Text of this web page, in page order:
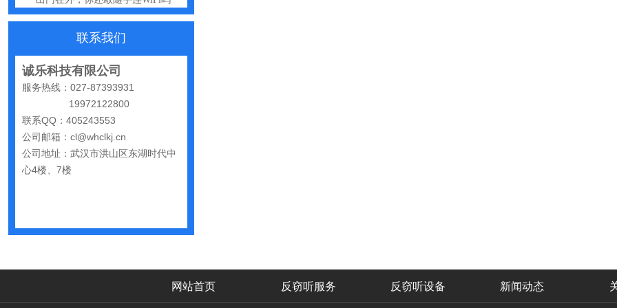
网购“反窃听神器”为何总翻车？
反窃听检测的用处
办公室哪些东西暗藏窃密风险
网上说的“手机号窃听”是真是假？
联系我们
诚乐科技有限公司
服务热线：027-87393931
19972122800
联系QQ：405243553
公司邮箱：cl@whclkj.cn
公司地址：武汉市洪山区东湖时代中
心4楼、7楼
网站首页 反窃听服务 反窃听设备 新闻动态